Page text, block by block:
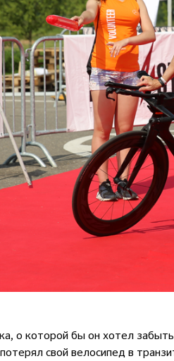
о которой бы он хотел
свой велосипед в